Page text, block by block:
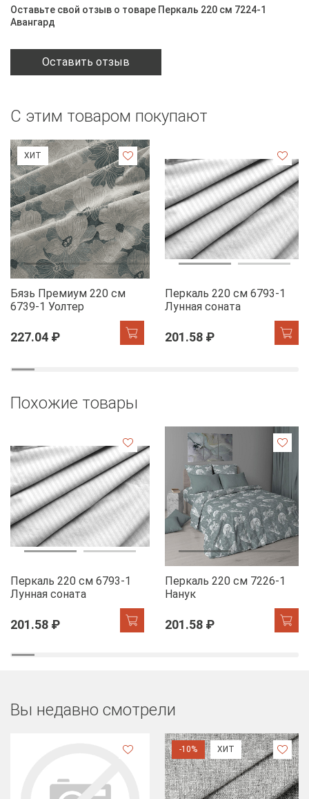
Оставьте свой отзыв о товаре Перкаль 220 см 7224-1
Авангард
Оставить отзыв
С этим товаром покупают
ХИТ
Бязь Премиум 220 см
6739-1 Уолтер
227.04 ₽
Перкаль 220 см 6793-1
Лунная соната
201.58 ₽
Похожие товары
Перкаль 220 см 6793-1
Лунная соната
201.58 ₽
Перкаль 220 см 7226-1
Нанук
201.58 ₽
Вы недавно смотрели
-10% ХИТ